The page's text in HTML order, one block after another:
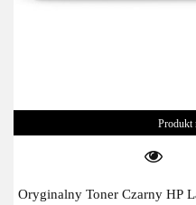
Produkt
Oryginalny Toner Czarny HP